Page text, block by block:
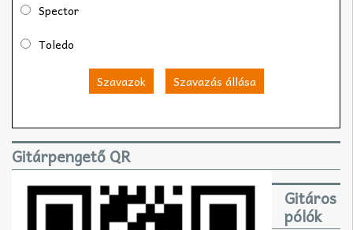
Spector
Toledo
Szavazok Szavazás állása
Gitárpengető QR
Gitáros
pólók